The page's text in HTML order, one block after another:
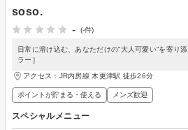
soso.
-
(-件)
日常に溶け込む、あなただけの“大人可愛い”を寄り
ラー］
アクセス：JR内房線 木更津駅 徒歩26分
ポイントが貯まる・使える メンズ歓迎
スペシャルメニュー